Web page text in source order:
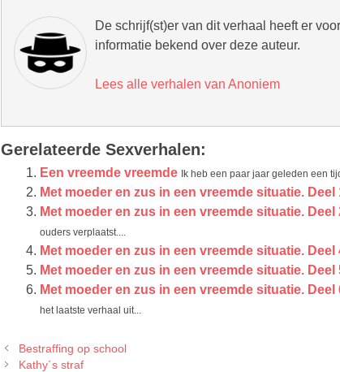
De schrijf(st)er van dit verhaal heeft er
informatie bekend over deze auteur.
Lees alle verhalen van Anoniem
Gerelateerde Sexverhalen:
Een vreemde vreemde Ik heb een paar jaar geleden een
Met moeder en zus in een vreemde situatie. Deel
Met moeder en zus in een vreemde situatie. Deel
ouders verplaatst....
Met moeder en zus in een vreemde situatie. Deel
Met moeder en zus in een vreemde situatie. Deel
Met moeder en zus in een vreemde situatie. Deel
het laatste verhaal uit...
Bestraffing op school
Kathy´s straf